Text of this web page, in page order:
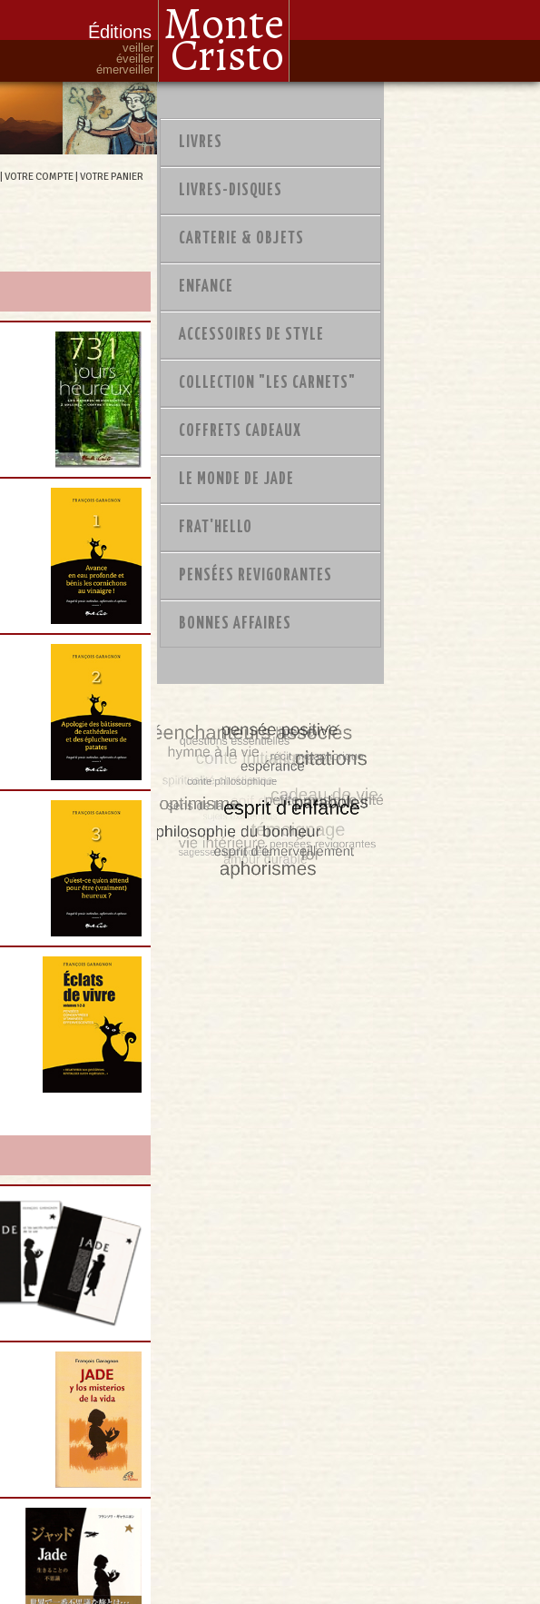
Éditions Monte
Cristo
veiller
éveiller
émerveiller
VOTRE COMPTE VOTRE PANIER
LIVRES
LIVRES-DISQUES
CARTERIE & OBJETS
ENFANCE
ACCESSOIRES DE STYLE
COLLECTION "LES CARNETS"
COFFRETS CADEAUX
LE MONDE DE JADE
FRAT'HELLO
PENSÉES REVIGORANTES
BONNES AFFAIRES